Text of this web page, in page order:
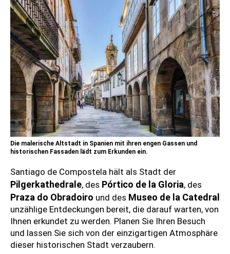
Die malerische Altstadt in Spanien mit ihren engen Gassen und
historischen Fassaden lädt zum Erkunden ein.
Santiago de Compostela hält als Stadt der
Pilgerkathedrale, des Pórtico de la Gloria, des
Praza do Obradoiro und des Museo de la Catedral
unzählige Entdeckungen bereit, die darauf warten, von
Ihnen erkundet zu werden. Planen Sie Ihren Besuch
und lassen Sie sich von der einzigartigen Atmosphäre
dieser historischen Stadt verzaubern.